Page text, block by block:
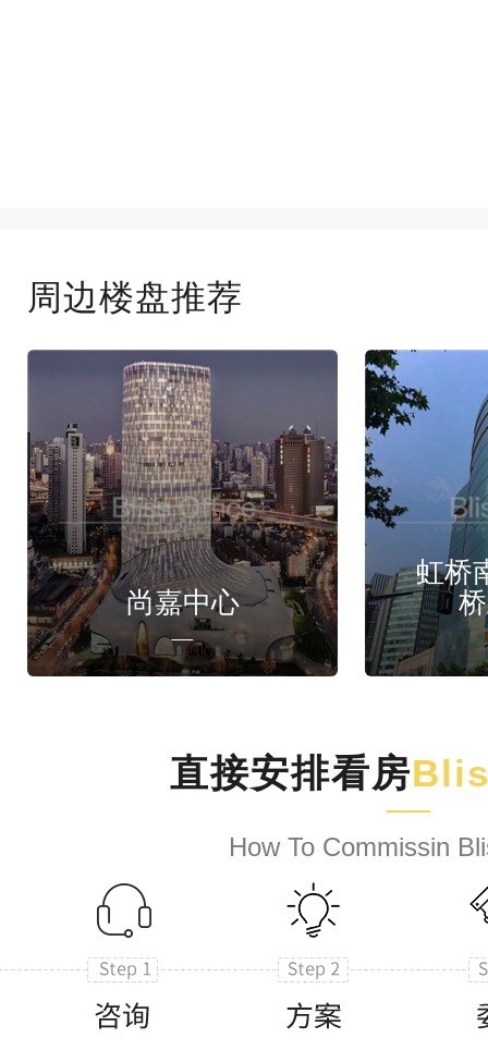
周边楼盘推荐
尚嘉中心
虹桥
直接安排看房
How To Commissin